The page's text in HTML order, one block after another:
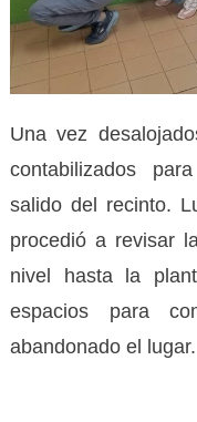
Una vez
contabilizados
salido del recinto.
procedió a revisar
nivel hasta la
espacios para
abandonado el lugar.